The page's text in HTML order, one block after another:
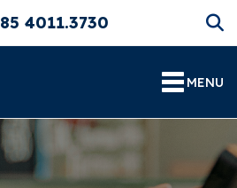
85 4011.3730
MENU